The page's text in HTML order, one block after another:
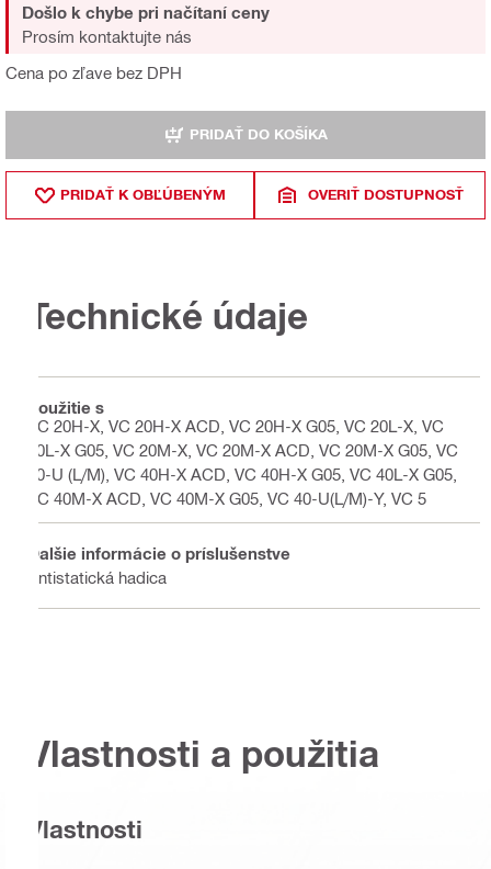
Cena po zľave bez DPH
Došlo k chybe pri načítaní ceny
Prosím kontaktujte nás
PRIDAŤ DO KOŠÍKA
PRIDAŤ K OBĽÚBENÝM OVERIŤ DOSTUPNOSŤ
Technické údaje
Použitie s
VC 20H-X, VC 20H-X ACD, VC 20H-X G05, VC 20L-X, VC
20L-X G05, VC 20M-X, VC 20M-X ACD, VC 20M-X G05, VC
20-U (L/M), VC 40H-X ACD, VC 40H-X G05, VC 40L-X G05,
VC 40M-X ACD, VC 40M-X G05, VC 40-U(L/M)-Y, VC 5
Ďalšie informácie o príslušenstve
Antistatická hadica
Vlastnosti a použitia
Vlastnosti